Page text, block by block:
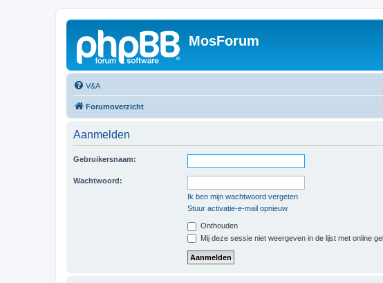
MosForum
V&A
Forumoverzicht
Aanmelden
Gebruikersnaam:
Wachtwoord:
Ik ben mijn wachtwoord vergeten
Stuur activatie-e-mail opnieuw
Onthouden
Mij deze sessie niet weergeven in de lijst met online